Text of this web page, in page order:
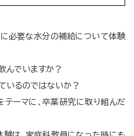
必要な水分の補給について体験
んでいますか？
いるのではないか？
ーマに、卒業研究に取り組んだ